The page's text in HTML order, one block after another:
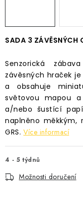
SADA 3 ZÁVĚSNÝCH
Senzorická
závěsných hraček
a obsahuje
světovou mapou
a/nebo šustící
naplněno měkkým,
GRS. Více informací
4 - 5 týdnů
Možnosti doručení